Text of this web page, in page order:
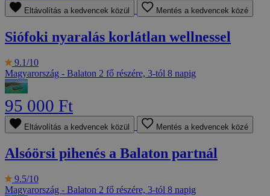
Eltávolítás a kedvencek közül Mentés a kedvencek közé
Siófoki nyaralás korlátlan wellnessel
9.1/10
Magyarország - Balaton 2 fő részére, 3-tól 8 napig
95 000 Ft
Eltávolítás a kedvencek közül Mentés a kedvencek közé
Alsóörsi pihenés a Balaton partnál
9.5/10
Magyarország - Balaton 2 fő részére, 3-tól 8 napig